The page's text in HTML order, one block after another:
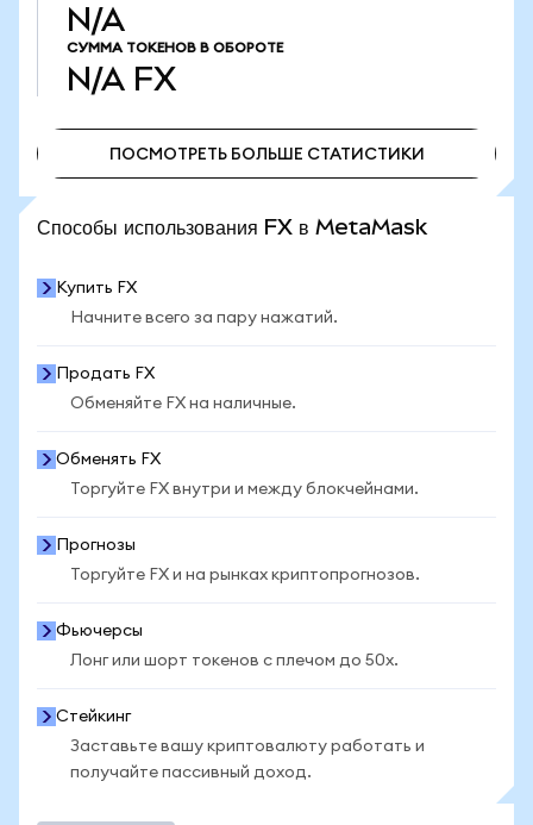
N/A
СУММА ТОКЕНОВ В ОБОРОТЕ
N/A FX
ПОСМОТРЕТЬ БОЛЬШЕ СТАТИСТИКИ
Способы использования FX в MetaMask
Купить FX
Начните всего за пару нажатий.
Продать FX
Обменяйте FX на наличные.
Обменять FX
Торгуйте FX внутри и между блокчейнами.
Прогнозы
Торгуйте FX и на рынках криптопрогнозов.
Фьючерсы
Лонг или шорт токенов с плечом до 50x.
Стейкинг
Заставьте вашу криптовалюту работать и
получайте пассивный доход.